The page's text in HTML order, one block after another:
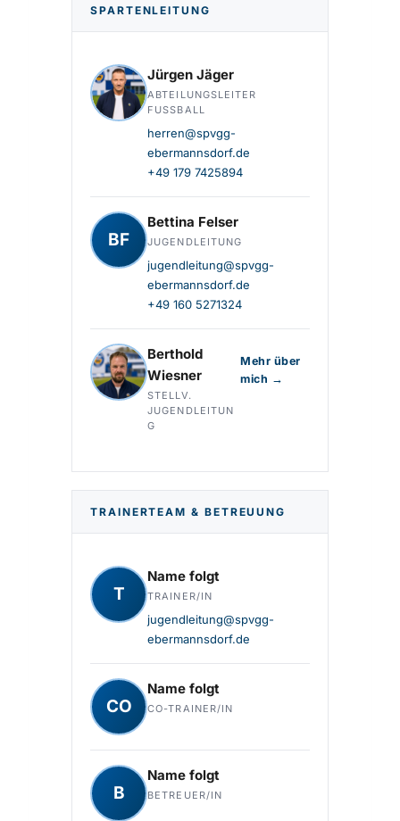
SPARTENLEITUNG
Jürgen Jäger
ABTEILUNGSLEITER
FUSSBALL
herren@spvgg-
ebermannsdorf.de
+49 179 7425894
BF
Bettina Felser
JUGENDLEITUNG
jugendleitung@spvgg-
ebermannsdorf.de
+49 160 5271324
Berthold
Wiesner
STELLV.
JUGENDLEITUN
G
Mehr über
mich →
TRAINERTEAM & BETREUUNG
T
Name folgt
TRAINER/IN
jugendleitung@spvgg-
ebermannsdorf.de
CO
Name folgt
CO-TRAINER/IN
B
Name folgt
BETREUER/IN